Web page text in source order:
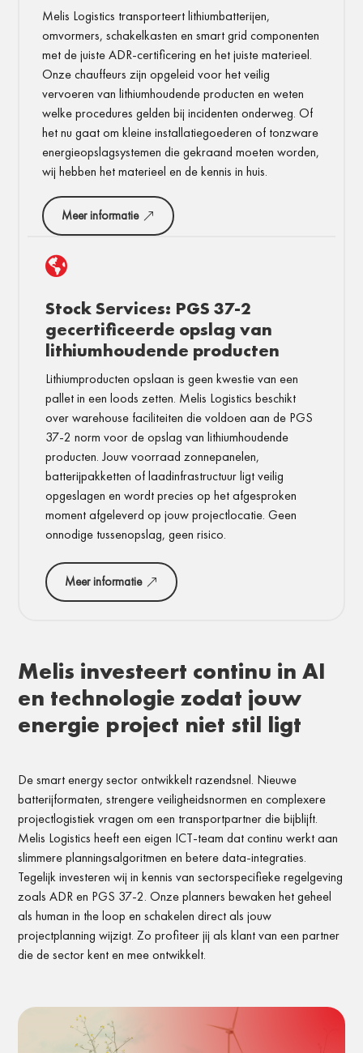
Melis Logistics transporteert lithiumbatterijen,
omvormers, schakelkasten en smart grid componenten
met de juiste ADR-certificering en het juiste materieel.
Onze chauffeurs zijn opgeleid voor het veilig
vervoeren van lithiumhoudende producten en weten
welke procedures gelden bij incidenten onderweg. Of
het nu gaat om kleine installatiegoederen of tonzware
energieopslagsystemen die gekraand moeten worden,
wij hebben het materieel en de kennis in huis.
Meer informatie

Stock Services: PGS 37-2
gecertificeerde opslag van
lithiumhoudende producten
Lithiumproducten opslaan is geen kwestie van een
pallet in een loods zetten. Melis Logistics beschikt
over warehouse faciliteiten die voldoen aan de PGS
37-2 norm voor de opslag van lithiumhoudende
producten. Jouw voorraad zonnepanelen,
batterijpakketten of laadinfrastructuur ligt veilig
opgeslagen en wordt precies op het afgesproken
moment afgeleverd op jouw projectlocatie. Geen
onnodige tussenopslag, geen risico.
Meer informatie
Melis investeert continu in AI
en technologie zodat jouw
energie project niet stil ligt
De smart energy sector ontwikkelt razendsnel. Nieuwe
batterijformaten, strengere veiligheidsnormen en complexere
projectlogistiek vragen om een transportpartner die bijblijft.
Melis Logistics heeft een eigen ICT-team dat continu werkt aan
slimmere planningsalgoritmen en betere data-integraties.
Tegelijk investeren wij in kennis van sectorspecifieke regelgeving
zoals ADR en PGS 37-2. Onze planners bewaken het geheel
als human in the loop en schakelen direct als jouw
projectplanning wijzigt. Zo profiteer jij als klant van een partner
die de sector kent en mee ontwikkelt.